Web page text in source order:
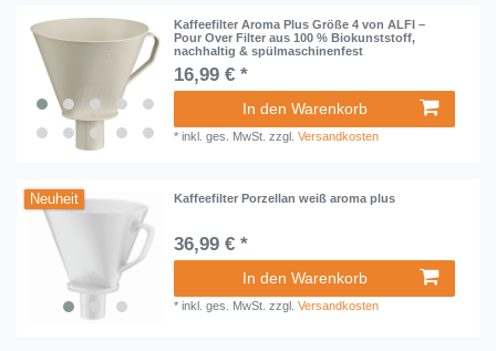
Kaffeefilter Aroma Plus Größe 4 von ALFI –
Pour Over Filter aus 100 % Biokunststoff,
nachhaltig & spülmaschinenfest
16,99 € *
In den Warenkorb
*inkl. ges. MwSt. zzgl.Versandkosten
Neuheit Kaffeefilter Porzellan weiß aroma plus
36,99 € *
In den Warenkorb
*inkl. ges. MwSt. zzgl.Versandkosten